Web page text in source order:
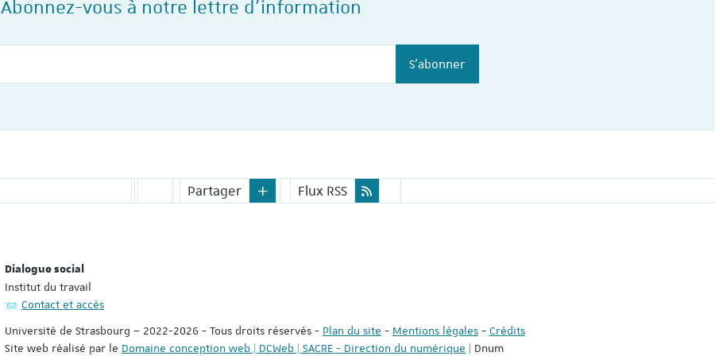
Abonnez-vous à notre lettre d'information
S'abonner
Partager Flux RSS
Dialogue social
Institut du travail
Contact et accès
Université de Strasbourg – 2022-2026 - Tous droits réservés - Plan du site - Mentions légales - Crédits
Site web réalisé par le Domaine conception web | DCWeb | SACRE - Direction du numérique | Dnum